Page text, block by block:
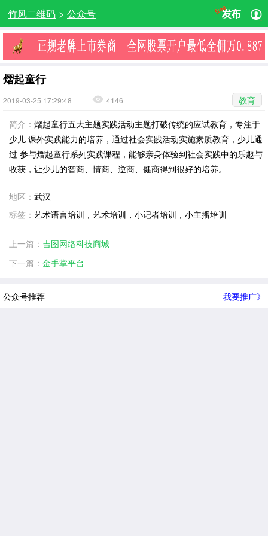
竹风二维码 > 公众号
熠起童行
2019-03-25 17:29:48 4146
教育
简介： 熠起童行五大主题实践活动主题打破传统的应试教育，专注于
少儿 课外实践能力的培养，通过社会实践活动实施素质教育，少儿通
过 参与熠起童行系列实践课程，能够亲身体验到社会实践中的乐趣与
收获，让少儿的智商、情商、逆商、健商得到很好的培养。
地区： 武汉
标签： 艺术语言培训，艺术培训，小记者培训，小主播培训
上一篇： 吉图网络科技商城
下一篇： 金手掌平台
公众号推荐 我要推广》